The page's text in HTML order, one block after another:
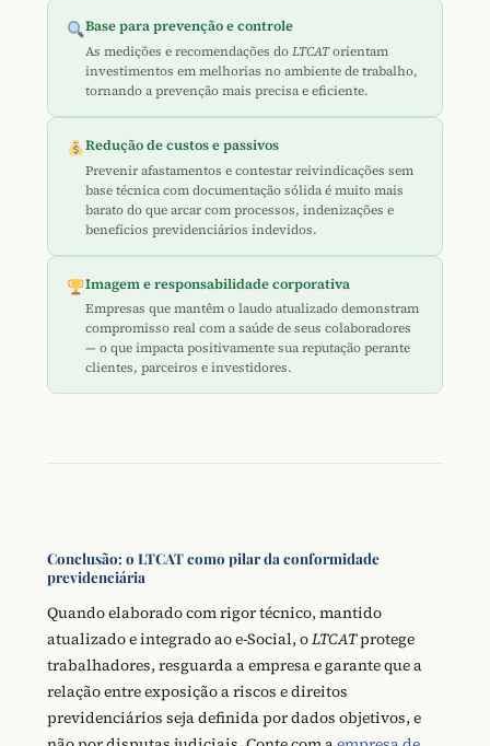
Base para prevenção e controle
As medições e recomendações doLTCATorientam
investimentos em melhorias no ambiente de trabalho,
tornando a prevenção mais precisa e eficiente.
Redução de custos e passivos
Prevenir afastamentos e contestar reivindicações sem
base técnica com documentação sólida é muito mais
barato do que arcar com processos, indenizações e
benefícios previdenciários indevidos.
Imagem e responsabilidade corporativa
Empresas que mantêm o laudo atualizado demonstram
compromisso real com a saúde de seus colaboradores
— o que impacta positivamente sua reputação perante
clientes, parceiros e investidores.
Conclusão: o LTCAT como pilar da conformidade
previdenciária
Quando elaborado com rigor técnico, mantido
atualizado e integrado ao e-Social, oLTCATprotege
trabalhadores, resguarda a empresa e garante que a
relação entre exposição a riscos e direitos
previdenciários seja definida por dados objetivos, e